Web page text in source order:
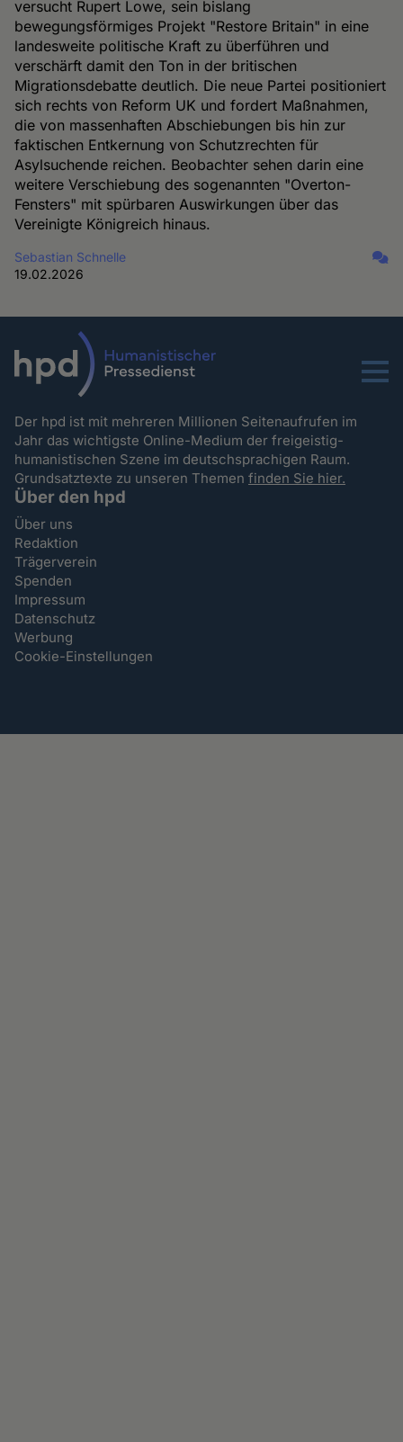
versucht Rupert Lowe, sein bislang
bewegungsförmiges Projekt "Restore Britain" in eine
landesweite politische Kraft zu überführen und
verschärft damit den Ton in der britischen
Migrationsdebatte deutlich. Die neue Partei positioniert
sich rechts von Reform UK und fordert Maßnahmen,
die von massenhaften Abschiebungen bis hin zur
faktischen Entkernung von Schutzrechten für
Asylsuchende reichen. Beobachter sehen darin eine
weitere Verschiebung des sogenannten "Overton-
Fensters" mit spürbaren Auswirkungen über das
Vereinigte Königreich hinaus.
Sebastian Schnelle
19.02.2026
Menu
Der hpd ist mit mehreren Millionen Seitenaufrufen im
Jahr das wichtigste Online-Medium der freigeistig-
humanistischen Szene im deutschsprachigen Raum.
Grundsatztexte zu unseren Themenfinden Sie hier.
Über den hpd
Über uns
Redaktion
Trägerverein
Spenden
Impressum
Datenschutz
Werbung
Cookie-Einstellungen